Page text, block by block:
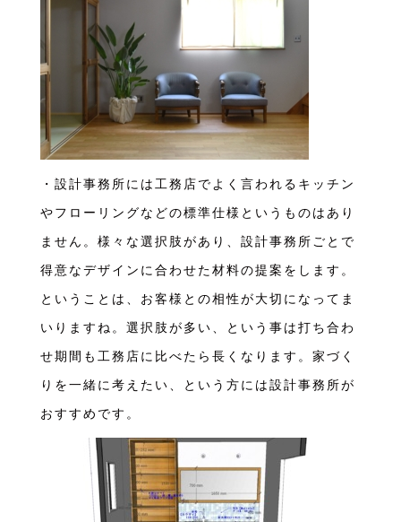
・設計事務所には工務店でよく言われるキッチン
やフローリングなどの標準仕様というものはあり
ません。様々な選択肢があり、設計事務所ごとで
得意なデザインに合わせた材料の提案をします。
ということは、お客様との相性が大切になってま
いりますね。選択肢が多い、という事は打ち合わ
せ期間も工務店に比べたら長くなります。家づく
りを一緒に考えたい、という方には設計事務所が
おすすめです。